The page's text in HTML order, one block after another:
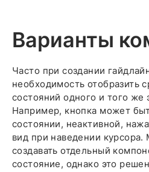
Варианты
Часто при создании
необходимость отобразить
состояний одного и того же
Например, кнопка может
состоянии, неактивной,
вид при наведении
создавать отдельный
состояние, однако это